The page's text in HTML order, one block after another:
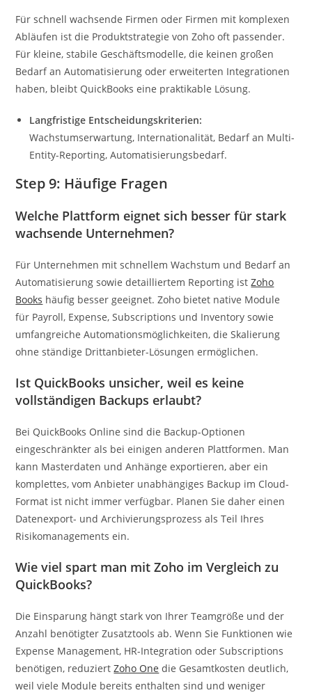
Für schnell wachsende Firmen oder Firmen mit komplexen
Abläufen ist die Produktstrategie von Zoho oft passender.
Für kleine, stabile Geschäftsmodelle, die keinen großen
Bedarf an Automatisierung oder erweiterten Integrationen
haben, bleibt QuickBooks eine praktikable Lösung.
Langfristige Entscheidungskriterien:
Wachstumserwartung, Internationalität, Bedarf an Multi-
Entity-Reporting, Automatisierungsbedarf.
Step 9: Häufige Fragen
Welche Plattform eignet sich besser für stark
wachsende Unternehmen?
Für Unternehmen mit schnellem Wachstum und Bedarf an
Automatisierung sowie detailliertem Reporting istZoho
Books häufig besser geeignet. Zoho bietet native Module
für Payroll, Expense, Subscriptions und Inventory sowie
umfangreiche Automationsmöglichkeiten, die Skalierung
ohne ständige Drittanbieter-Lösungen ermöglichen.
Ist QuickBooks unsicher, weil es keine
vollständigen Backups erlaubt?
Bei QuickBooks Online sind die Backup-Optionen
eingeschränkter als bei einigen anderen Plattformen. Man
kann Masterdaten und Anhänge exportieren, aber ein
komplettes, vom Anbieter unabhängiges Backup im Cloud-
Format ist nicht immer verfügbar. Planen Sie daher einen
Datenexport- und Archivierungsprozess als Teil Ihres
Risikomanagements ein.
Wie viel spart man mit Zoho im Vergleich zu
QuickBooks?
Die Einsparung hängt stark von Ihrer Teamgröße und der
Anzahl benötigter Zusatztools ab. Wenn Sie Funktionen wie
Expense Management, HR-Integration oder Subscriptions
benötigen, reduziertZoho One die Gesamtkosten deutlich,
weil viele Module bereits enthalten sind und weniger